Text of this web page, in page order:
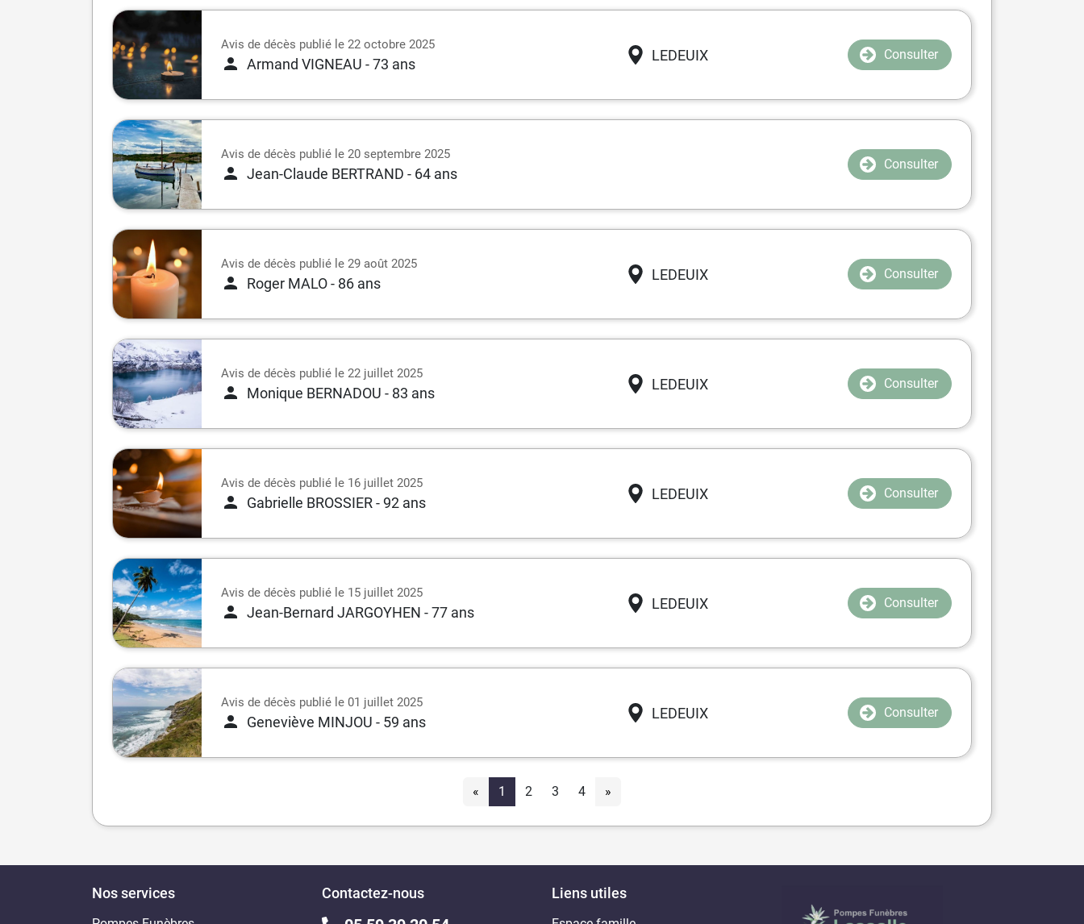
Avis de décès publié le 22 octobre 2025
Armand VIGNEAU - 73 ans
LEDEUIX Consulter
Avis de décès publié le 20 septembre 2025
Jean-Claude BERTRAND - 64 ans
Consulter
Avis de décès publié le 29 août 2025
Roger MALO- 86 ans
LEDEUIX Consulter
Avis de décès publié le 22 juillet 2025
Monique BERNADOU - 83 ans
LEDEUIX Consulter
Avis de décès publié le 16 juillet 2025
Gabrielle BROSSIER- 92 ans
LEDEUIX Consulter
Avis de décès publié le 15 juillet 2025
Jean-Bernard JARGOYHEN - 77 ans
LEDEUIX Consulter
Avis de décès publié le 01 juillet 2025
Geneviève MINJOU - 59 ans
LEDEUIX Consulter
« 1 2 3 4 »
Nos services Contactez-nous Liens utiles